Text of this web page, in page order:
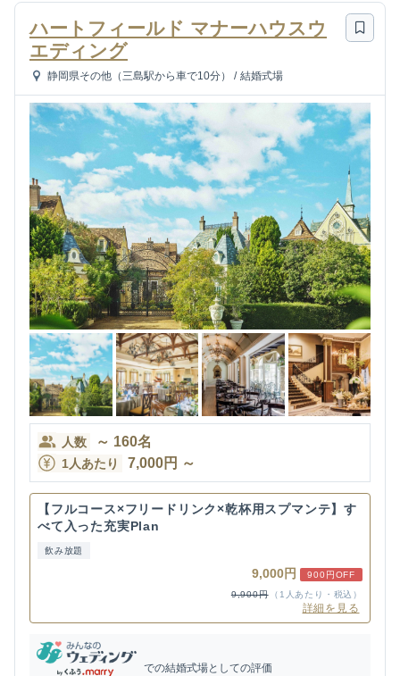
ハートフィールド マナーハウスウ
エディング
静岡県その他（三島駅から車で10分） / 結婚式場
人数 ～ 160名
1人あたり 7,000円 ～
【フルコース×フリードリンク×乾杯用スプマンテ】す
べて入った充実Plan
飲み放題
9,000円
900円OFF
9,900円
（1人あたり・税込）
詳細を見る
での結婚式場としての評価